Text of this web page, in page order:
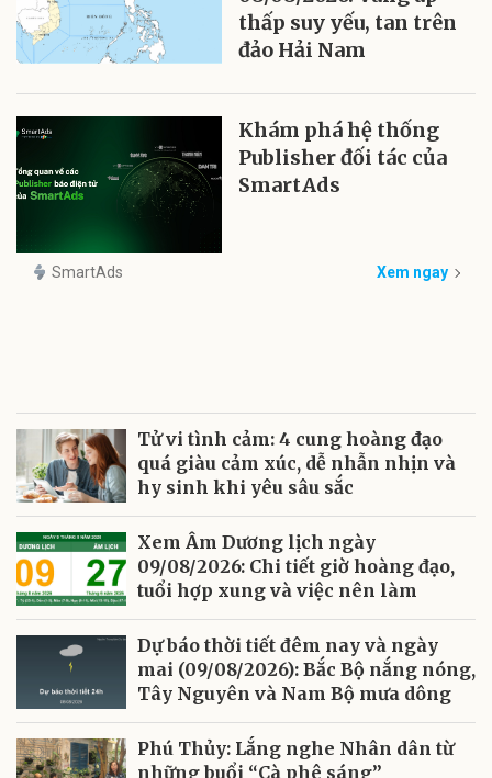
thấp suy yếu, tan trên
đảo Hải Nam
Khám phá hệ thống
Publisher đối tác của
SmartAds
SmartAds Xem ngay
Tử vi tình cảm: 4 cung hoàng đạo
quá giàu cảm xúc, dễ nhẫn nhịn và
hy sinh khi yêu sâu sắc
Xem Âm Dương lịch ngày
09/08/2026: Chi tiết giờ hoàng đạo,
tuổi hợp xung và việc nên làm
Dự báo thời tiết đêm nay và ngày
mai (09/08/2026): Bắc Bộ nắng nóng,
Tây Nguyên và Nam Bộ mưa dông
Phú Thủy: Lắng nghe Nhân dân từ
những buổi “Cà phê sáng”